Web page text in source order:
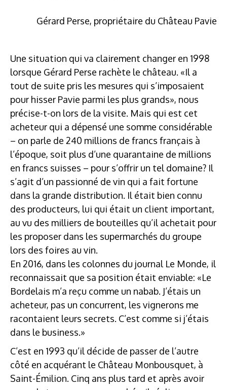
Gérard Perse, propriétaire du Château Pavie
Une situation qui va clairement changer en 1998
lorsque Gérard Perse rachète le château. «Il a
tout de suite pris les mesures qui s’imposaient
pour hisser Pavie parmi les plus grands», nous
précise-t-on lors de la visite. Mais qui est cet
acheteur qui a dépensé une somme considérable
– on parle de 240 millions de francs français à
l’époque, soit plus d’une quarantaine de millions
en francs suisses – pour s’offrir un tel domaine? Il
s’agit d’un passionné de vin qui a fait fortune
dans la grande distribution. Il était bien connu
des producteurs, lui qui était un client important,
au vu des milliers de bouteilles qu’il achetait pour
les proposer dans les supermarchés du groupe
lors des foires au vin.
En 2016, dans les colonnes du journal Le Monde, il
reconnaissait que sa position était enviable: «Le
Bordelais m’a reçu comme un nabab. J’étais un
acheteur, pas un concurrent, les vignerons me
racontaient leurs secrets. C’est comme si j’étais
dans le business.»
C’est en 1993 qu’il décide de passer de l’autre
côté en acquérant le Château Monbousquet, à
Saint-Émilion. Cinq ans plus tard et après avoir